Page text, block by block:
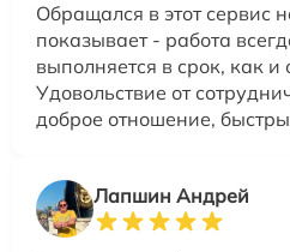
Обращался в этот сервис
показывает - работа
выполняется в срок, как и
Удовольствие от
доброе отношение,
Лапшин Андрей